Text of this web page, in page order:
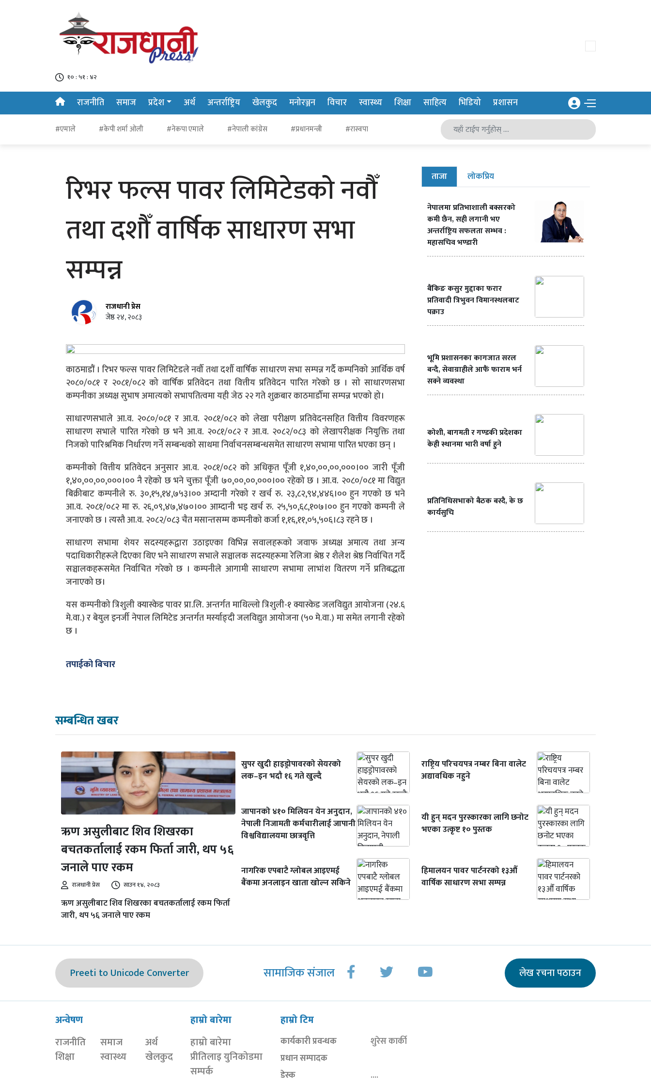
१० : ५१ : ४२
राजनीति समाज प्रदेश अर्थ अन्तर्राष्ट्रिय खेलकुद मनोरञ्जन विचार स्वास्थ्य शिक्षा साहित्य भिडियो प्रशासन
#एमाले #केपी शर्मा ओली #नेकपा एमाले #नेपाली कांग्रेस #प्रधानमन्त्री #रास्वपा
रिभर फल्स पावर लिमिटेडकाे नवौँ
तथा दशौँ वार्षिक साधारण सभा
सम्पन्न
राजधानी प्रेस
जेष्ठ २४, २०८३
काठमाडौं । रिभर फल्स पावर लिमिटेडले नवौँ तथा दशौँ वार्षिक साधारण सभा सम्पन्न गर्दै कम्पनिको आर्थिक वर्ष
२०८०/०८१ र २०८१/०८२ को वार्षिक प्रतिवेदन तथा वित्तीय प्रतिवेदन पारित गरेको छ । सो साधारणसभा
कम्पनीका अध्यक्ष सुभाष अमात्यको सभापतित्वमा यही जेठ २२ गते शुक्रबार काठमाडौँमा सम्पन्न भएको हो।
साधारणसभाले आ.व. २०८०/०८१ र आ.व. २०८१/०८२ को लेखा परीक्षण प्रतिवेदनसहित वित्तीय विवरणहरू
साधारण सभाले पारित गरेको छ भने आ.व. २०८१/०८२ र आ.व. २०८२/०८३ को लेखापरीक्षक नियुक्ति तथा
निजको पारिश्रमिक निर्धारण गर्ने सम्बन्धको साथमा निर्वाचनसम्बन्धसमेत साधारण सभामा पारित भएका छन् ।
कम्पनीको वित्तीय प्रतिवेदन अनुसार आ.व. २०८१/०८२ को अधिकृत पूँजी १,४०,००,००,०००।०० जारी पूँजी
१,४०,००,००,०००।०० नै रहेको छ भने चुक्ता पूँजी ७०,००,००,०००।०० रहेको छ । आ.व. २०८०/०८१ मा विद्युत
बिक्रीबाट कम्पनीले रु. ३०,१५,१४,७५३।०० अम्दानी गरेको र खर्च रु. २३,८२,९४,४४६।०० हुन गएको छ भने
आ.व. २०८१/०८२ मा रु. २६,०९,४७,४७०।०० आम्दानी भइ खर्च रु. २५,५०,६८,१०७।०० हुन गएको कम्पनी ले
जनाएको छ । त्यस्तै आ.व. २०८२/०८३ चैत मसान्तसम्म कम्पनीको कर्जा १,१६,११,०५,५०६।८३ रहने छ ।
साधारण सभामा शेयर सदस्यहरूद्वारा उठाइएका विभिन्न सवालहरूको जवाफ अध्यक्ष अमात्य तथा अन्य
पदाधिकारीहरूले दिएका थिए भने साधारण सभाले सञ्चालक सदस्यहरूमा रेलिजा श्रेष्ठ र शैलेश श्रेष्ठ निर्वाचित गर्दै
सञ्चालकहरूसमेत निर्वाचित गरेको छ । कम्पनीले आगामी साधारण सभामा लाभांश वितरण गर्ने प्रतिबद्धता
जनाएको छ।
यस कम्पनीको त्रिशुली क्यास्केड पावर प्रा.लि. अन्तर्गत माथिल्लो त्रिशुली-१ क्यास्केड जलविद्युत आयोजना (२४.६
मे.वा.) र बेयुल इनर्जी नेपाल लिमिटेड अन्तर्गत मर्स्याङ्दी जलविद्युत आयोजना (५० मे.वा.) मा समेत लगानी रहेको
छ ।
तपाईको बिचार
ताजा लोकप्रिय
नेपालमा प्रतिभाशाली बक्सरको
कमी छैन, सही लगानी भए
अन्तर्राष्ट्रिय सफलता सम्भव :
महासचिव भण्डारी
बैंकिङ कसुर मुद्दाका फरार
प्रतिवादी त्रिभुवन विमानस्थलबाट
पक्राउ
भूमि प्रशासनका कागजात सरल
बन्दै, सेवाग्राहीले आफैं फाराम भर्न
सक्ने व्यवस्था
कोशी, बागमती र गण्डकी प्रदेशका
केही स्थानमा भारी वर्षा हुने
प्रतिनिधिसभाको बैठक बस्दै, के छ
कार्यसुचि
सम्बन्धित खबर
ऋण असुलीबाट शिव शिखरका
बचतकर्तालाई रकम फिर्ता जारी, थप ५६
जनाले पाए रकम
राजधानी प्रेस साउन १४, २०८३
ऋण असुलीबाट शिव शिखरका बचतकर्तालाई रकम फिर्ता
जारी, थप ५६ जनाले पाए रकम
सुपर खुदी हाइड्रोपावरको सेयरको
लक–इन भदौ १६ गते खुल्दै
जापानको ४१० मिलियन येन अनुदान,
नेपाली निजामती कर्मचारीलाई जापानी
विश्वविद्यालयमा छात्रवृत्ति
नागरिक एपबाटै ग्लोबल आइएमई
बैंकमा अनलाइन खाता खोल्न सकिने
राष्ट्रिय परिचयपत्र नम्बर बिना वालेट
अद्यावधिक नहुने
यी हुन् मदन पुरस्कारका लागि छनोट
भएका उत्कृष्ट १० पुस्तक
हिमालयन पावर पार्टनरको १३औँ
वार्षिक साधारण सभा सम्पन्न
Preeti to Unicode Converter सामाजिक संजाल लेख रचना पठाउन
अन्वेषण
राजनीति
समाज
अर्थ
शिक्षा
स्वास्थ्य खेलकुद
हाम्रो बारेमा
हाम्रो बारेमा
प्रीतिलाइ युनिकोडमा
सम्पर्क
हाम्रो टिम
कार्यकारी प्रवन्धक
शुरेस कार्की
प्रधान सम्पादक
डेस्क
....